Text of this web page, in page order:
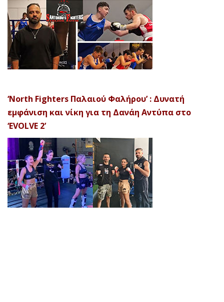
‘North Fighters Παλαιού Φαλήρου’ : Δυνατή
εμφάνιση και νίκη για τη Δανάη Αντύπα στο
‘EVOLVE 2’